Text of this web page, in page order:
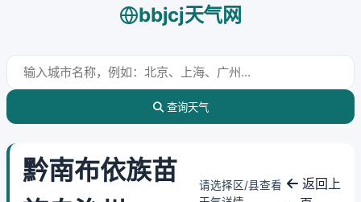
bbjcj天气网
查询天气
黔南布依族苗
请选择区/县查看
返回上